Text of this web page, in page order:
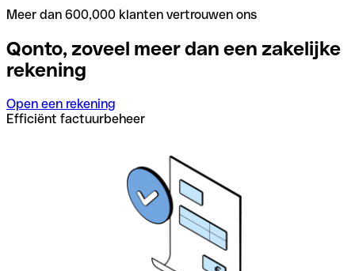
Meer dan 600,000 klanten vertrouwen ons
Qonto, zoveel meer dan een zakelijke
rekening
Open een rekening
Efficiënt factuurbeheer